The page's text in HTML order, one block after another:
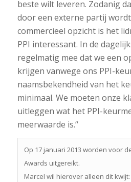
beste wilt leveren. Zodanig
door een externe partij
commercieel opzicht is het
PPI interessant. In de
regelmatig mee dat we een
krijgen vanwege ons PPI-
naamsbekendheid van het
minimaal. We moeten onze
uitleggen wat het PPI-
meerwaarde is.“
Op 17 januari 2013 worden voor
Awards uitgereikt.
Marcel wil hierover alleen dit